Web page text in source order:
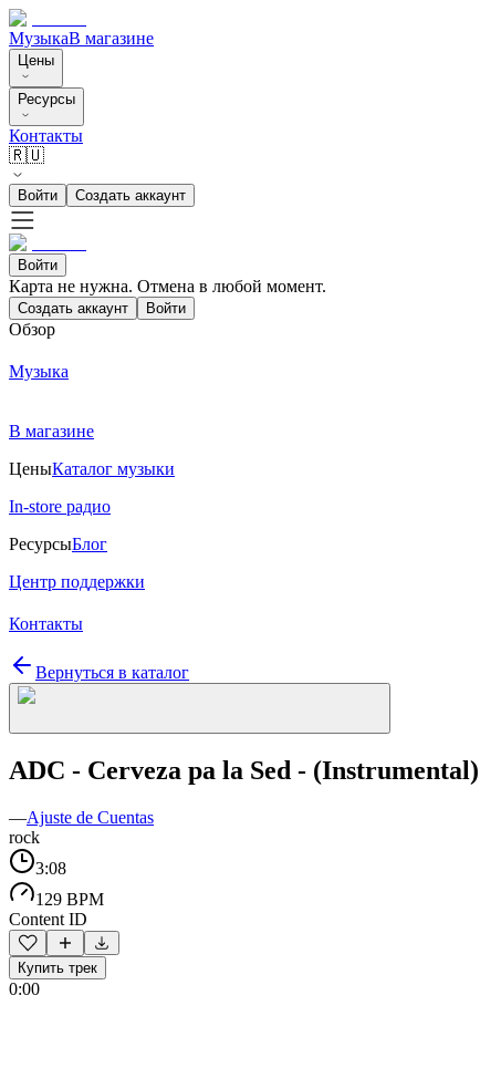
МузыкаВ магазине
Цены
Ресурсы
Контакты
🇷🇺
Войти Создать аккаунт
Войти
Карта не нужна. Отмена в любой момент.
Создать аккаунт Войти
Обзор
Музыка
В магазине
ЦеныКаталог музыки
In-store радио
РесурсыБлог
Центр поддержки
Контакты
Вернуться в каталог
ADC - Cerveza pa la Sed - (Instrumental)
—Ajuste de Cuentas
rock
3:08
129 BPM
Content ID
Купить трек
0:00